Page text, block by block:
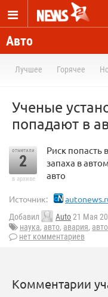
Авто
Лучшее Горячее
Ученые
попадают в
отметили
2
в архиве
Риск попасть
запаха в
авто
Источник:
Добавил Auto21 Мая
наука, авто, авария,
нет комментариев
Комментарии